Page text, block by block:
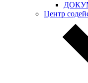
Центр